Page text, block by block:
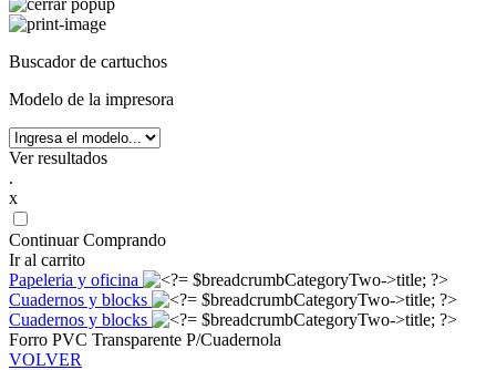
Buscador de cartuchos
Modelo de la impresora
Ver resultados
.
x
Continuar Comprando
Ir al carrito
Papeleria y oficina
Cuadernos y blocks
Cuadernos y blocks
Forro PVC Transparente P/Cuadernola
VOLVER